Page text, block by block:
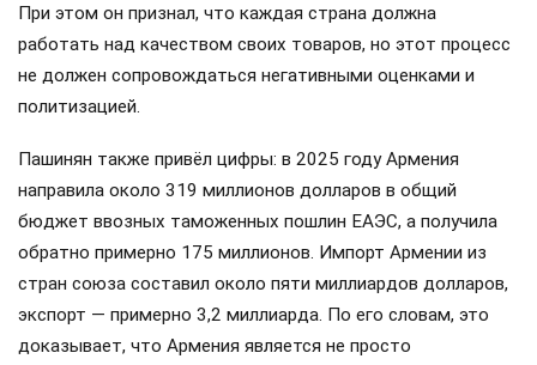
При этом он признал, что каждая страна должна
работать над качеством своих товаров, но этот процесс
не должен сопровождаться негативными оценками и
политизацией.
Пашинян также привёл цифры: в 2025 году Армения
направила около 319 миллионов долларов в общий
бюджет ввозных таможенных пошлин ЕАЭС, а получила
обратно примерно 175 миллионов. Импорт Армении из
стран союза составил около пяти миллиардов долларов,
экспорт — примерно 3,2 миллиарда. По его словам, это
доказывает, что Армения является не просто